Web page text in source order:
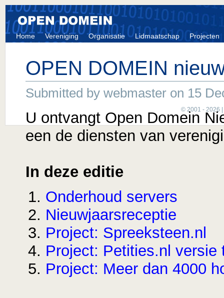
Home Vereniging Organisatie Lidmaatschap Projecten
OPEN DOMEIN
Submitted by webmaster on 15
U ontvangt Open Domein
een de diensten van
In deze editie
Onderhoud servers
Nieuwjaarsreceptie
Project: Spreeksteen.nl
Project: Petities.nl versie
Project: Meer dan 4000
© 2001 - 2026